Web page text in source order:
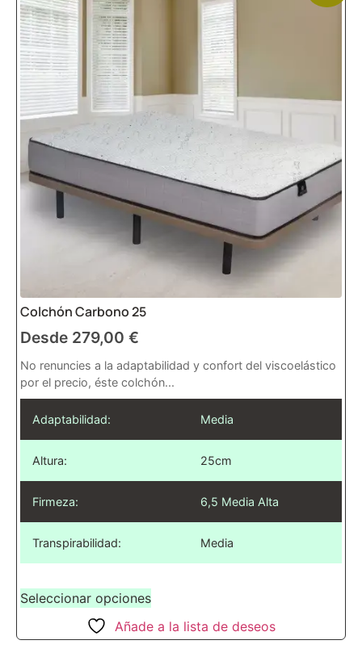
Colchón Carbono 25
Desde 279,00 €
No renuncies a la adaptabilidad y confort del viscoelástico
por el precio, éste colchón...
Adaptabilidad: Media
Altura: 25cm
Firmeza: 6,5 Media Alta
Transpirabilidad: Media
Seleccionar opciones
Añade a la lista de deseos